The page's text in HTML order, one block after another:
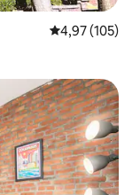
Průměrné
4,97 (105)